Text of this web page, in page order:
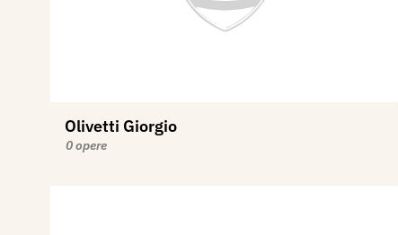
Olivetti Giorgio
0 opere